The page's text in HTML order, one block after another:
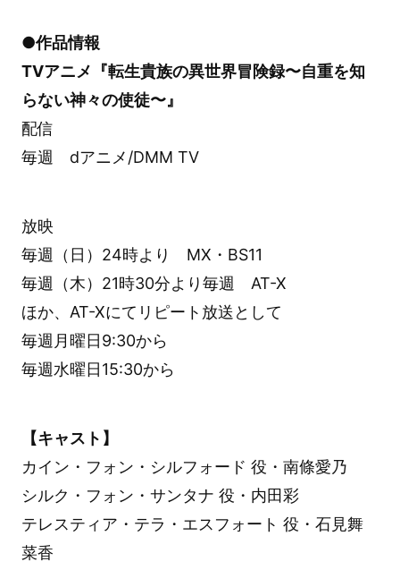
●作品情報
TVアニメ『転生貴族の異世界冒険録〜自重を知
らない神々の使徒〜』
配信
毎週 dアニメ/DMM TV
放映
毎週（日）24時より MX・BS11
毎週（木）21時30分より毎週 AT-X
ほか、AT-Xにてリピート放送として
毎週月曜日9:30から
毎週水曜日15:30から
【キャスト】
カイン・フォン・シルフォード 役・南條愛乃
シルク・フォン・サンタナ 役・内田彩
テレスティア・テラ・エスフォート 役・石見舞
菜香